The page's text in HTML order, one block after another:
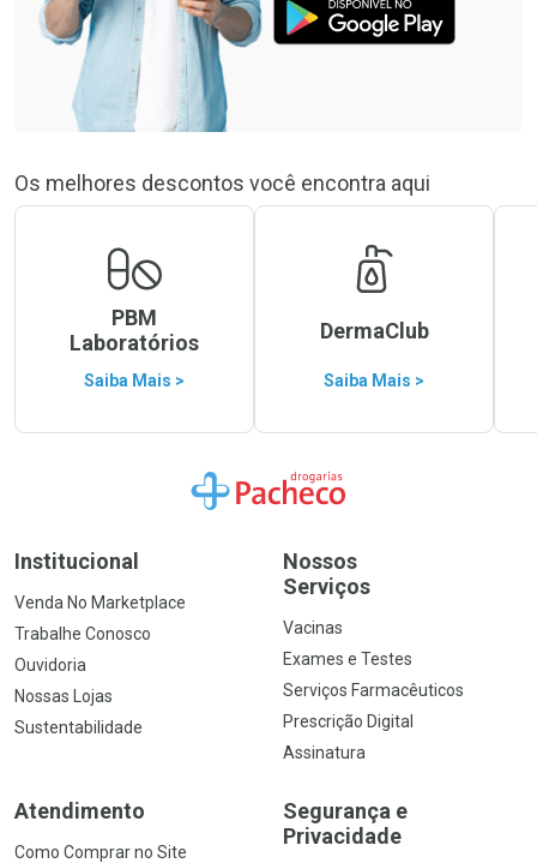
Os melhores descontos você encontra aqui
PBM
Laboratórios
Saiba Mais >
DermaClub
Saiba Mais >
Ir para a Home
Institucional
Venda No Marketplace
Trabalhe Conosco
Ouvidoria
Nossas Lojas
Sustentabilidade
Nossos
Serviços
Vacinas
Exames e Testes
Serviços Farmacêuticos
Prescrição Digital
Assinatura
Atendimento
Como Comprar no Site
Segurança e
Privacidade